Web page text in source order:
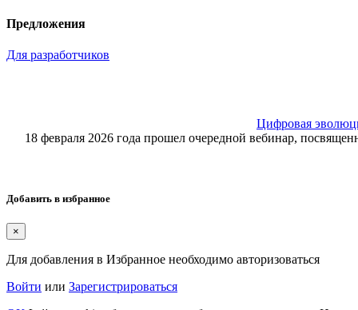
Предложения
Для разработчиков
Цифровая
18 февраля 2026 года прошел очередной вебинар,
Добавить в избранное
×
Для добавления в Избранное необходимо авторизоваться
Войти или Зарегистрироваться